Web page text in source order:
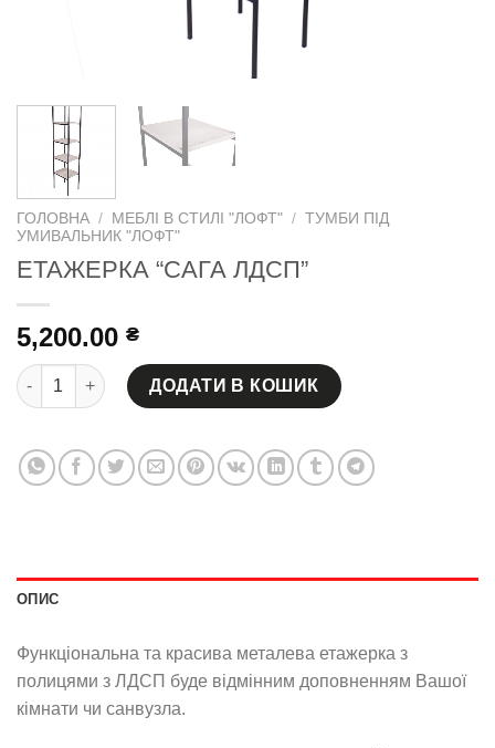
ГОЛОВНА / МЕБЛІ В СТИЛІ "ЛОФТ" / ТУМБИ ПІД
УМИВАЛЬНИК "ЛОФТ"
ЕТАЖЕРКА “САГА ЛДСП”
5,200.00 ₴
ЕТАЖЕРКА "САГА ЛДСП" кількість
ДОДАТИ В КОШИК
ОПИС
Функціональна та красива металева етажерка з
полицями з ЛДСП буде відмінним доповненням Вашої
кімнати чи санвузла.